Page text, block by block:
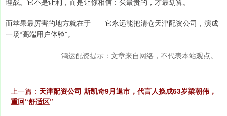
而苹果最厉害的地方就在于——它永远能把清仓天津配资公司，演成
一场“高端用户体验”。
鸿运配资提示：文章来自网络，不代表本站观点。
上一篇： 天津配资公司 斯凯奇9月退市，代言人换成63岁梁朝伟，
重回“舒适区”